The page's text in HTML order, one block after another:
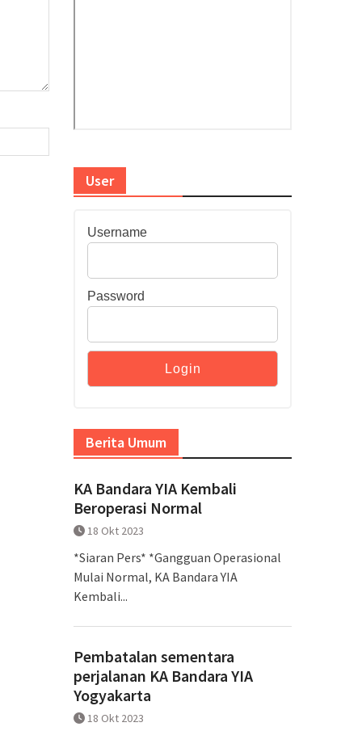
User
Username
Password
Berita Umum
KA Bandara YIA Kembali
Beroperasi Normal
18 Okt 2023
*Siaran Pers* *Gangguan Operasional
Mulai Normal, KA Bandara YIA
Kembali...
Pembatalan sementara
perjalanan KA Bandara YIA
Yogyakarta
18 Okt 2023